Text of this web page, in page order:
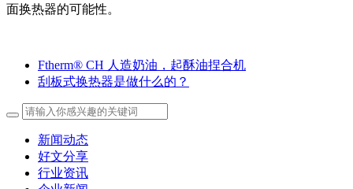
面换热器的可能性。
Ftherm® CH 人造奶油，起酥油捏合机
刮板式换热器是做什么的？
新闻动态
好文分享
行业资讯